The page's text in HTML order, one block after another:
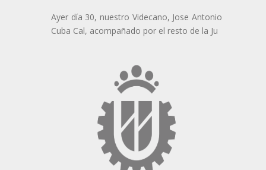
Ayer día 30, nuestro Videcano, Jose Antonio
Cuba Cal, acompañado por el resto de la Ju